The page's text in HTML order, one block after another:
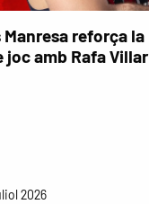
Manresa reforça la
joc amb Rafa Villar
2026